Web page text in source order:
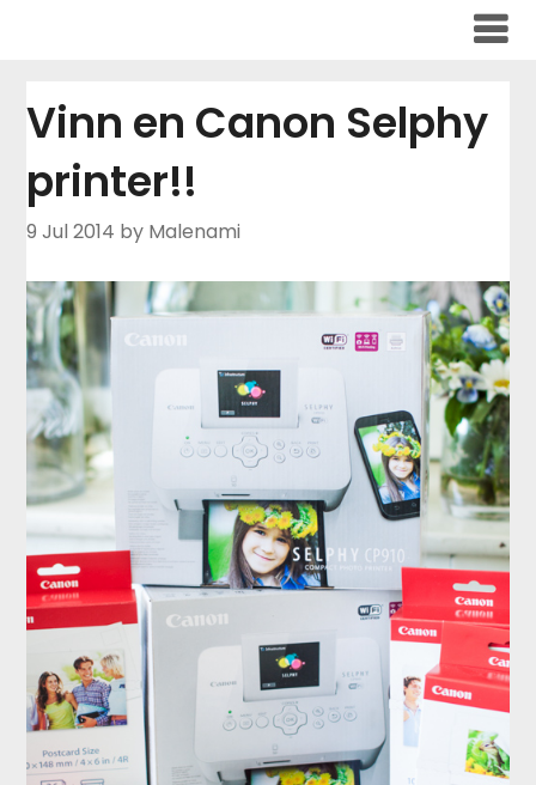
Vinn en Canon Selphy
printer!!
9 Jul 2014 by Malenami